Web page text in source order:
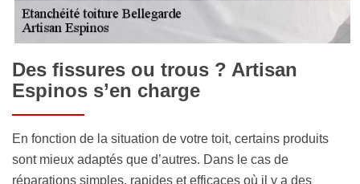
Des fissures ou trous ? Artisan
Espinos s’en charge
En fonction de la situation de votre toit, certains produits
sont mieux adaptés que d’autres. Dans le cas de
réparations simples, rapides et efficaces où il y a des